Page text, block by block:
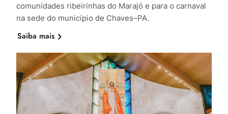
comunidades ribeirinhas do Marajó e para o carnaval
na sede do município de Chaves–PA.
Saiba mais